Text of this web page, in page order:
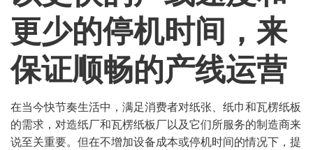
更少的停机时间，来
保证顺畅的产线运营
在当今快节奏生活中，满足消费者对纸张、纸巾和瓦楞纸板
的需求，对造纸厂和瓦楞纸板厂以及它们所服务的制造商来
说至关重要。但在不增加设备成本或停机时间的情况下，提